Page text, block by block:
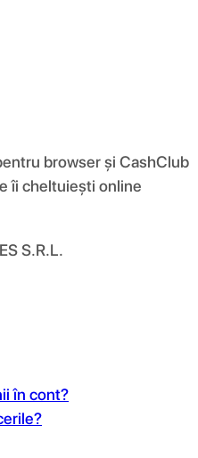
browser și CashClub
îi cheltuiești online
S.R.L.
în cont?